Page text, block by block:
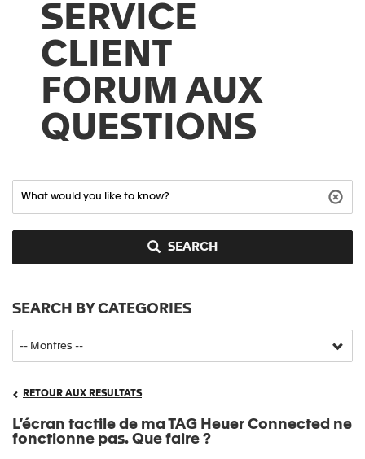
SERVICE
CLIENT
FORUM AUX
QUESTIONS
SEARCH
SEARCH BY CATEGORIES
RETOUR AUX RESULTATS
L’écran tactile de ma TAG Heuer Connected ne
fonctionne pas. Que faire ?